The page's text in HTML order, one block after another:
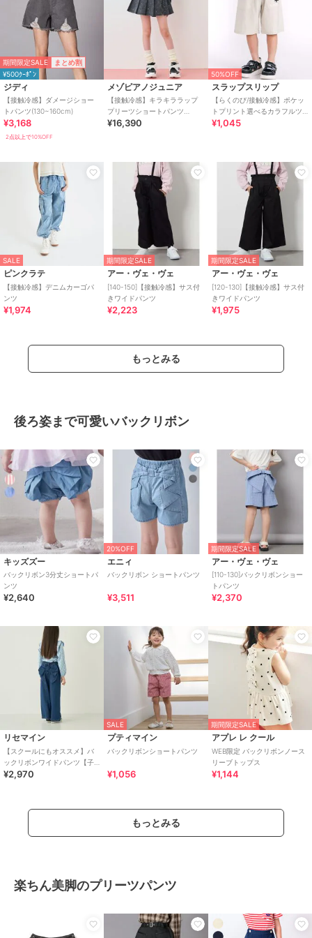
期間限定SALE まとめ割
¥500ｸｰﾎﾟﾝ
ジディ
【接触冷感】ダメージショー
トパンツ(130~160cm)
¥3,168
2点以上で10%OFF
メゾピアノジュニア
【接触冷感】キラキララップ
プリーツショートパンツ
（2WAY）
¥16,390
50%OFF
スラップスリップ
【らくのび/接触冷感】ポケッ
トプリント選べるカラフルツ
イルハーフパンツ(80~130cm)
¥1,045
SALE
ピンクラテ
【接触冷感】デニムカーゴパ
ンツ
¥1,974
期間限定SALE
アー・ヴェ・ヴェ
[140-150]【接触冷感】サス付
きワイドパンツ
¥2,223
期間限定SALE
アー・ヴェ・ヴェ
[120-130]【接触冷感】サス付
きワイドパンツ
¥1,975
もっとみる
後ろ姿まで可愛いバックリボン
キッズズー
バックリボン3分丈ショートパ
ンツ
¥2,640
20%OFF
エニィ
バックリボン ショートパンツ
¥3,511
期間限定SALE
アー・ヴェ・ヴェ
[110-130]バックリボンショー
トパンツ
¥2,370
リセマイン
【スクールにもオススメ】バ
ックリボンワイドパンツ【子
供服】【キッズ】【女の子】
¥2,970
SALE
プティマイン
バックリボンショートパンツ
¥1,056
期間限定SALE
アプレ レ クール
WEB限定 バックリボンノース
リーブトップス
¥1,144
もっとみる
楽ちん美脚のプリーツパンツ